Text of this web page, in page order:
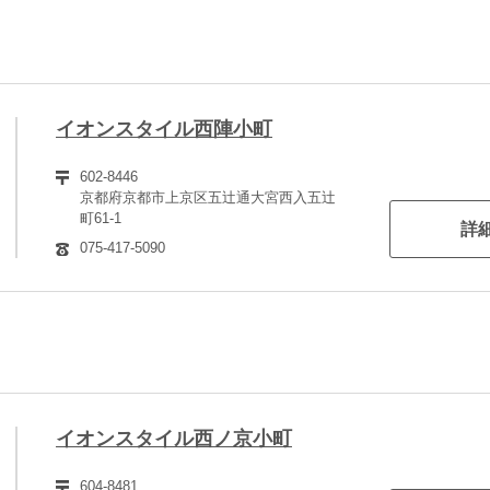
イオンスタイル西陣小町
602-8446
京都府京都市上京区五辻通大宮西入五辻
町61-1
075-417-5090
詳
イオンスタイル西ノ京小町
604-8481